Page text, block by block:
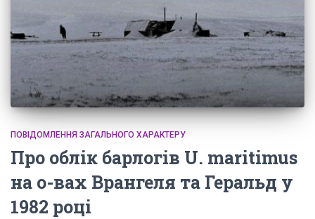
ПОВІДОМЛЕННЯ ЗАГАЛЬНОГО ХАРАКТЕРУ
Про облік барлогів U. maritimus
на о-вах Врангеля та Геральд у
1982 році